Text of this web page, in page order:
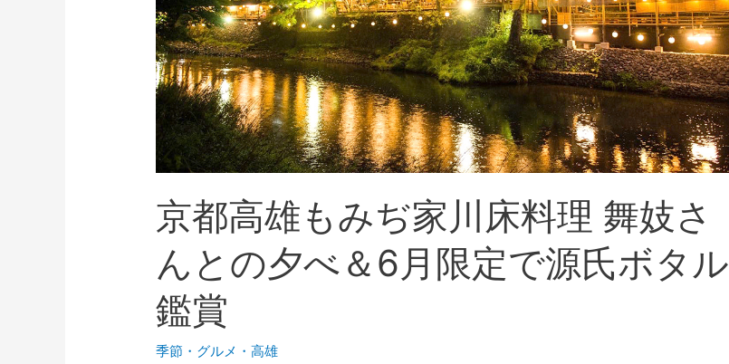
京都高雄もみぢ家川床料理 舞妓さ
んとの夕べ＆6月限定で源氏ボタル
鑑賞
季節 ・ グルメ ・高雄